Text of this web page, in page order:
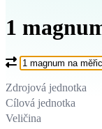
1
Co chcete převést?
Zdrojová jednotka
Cílová jednotka
Veličina